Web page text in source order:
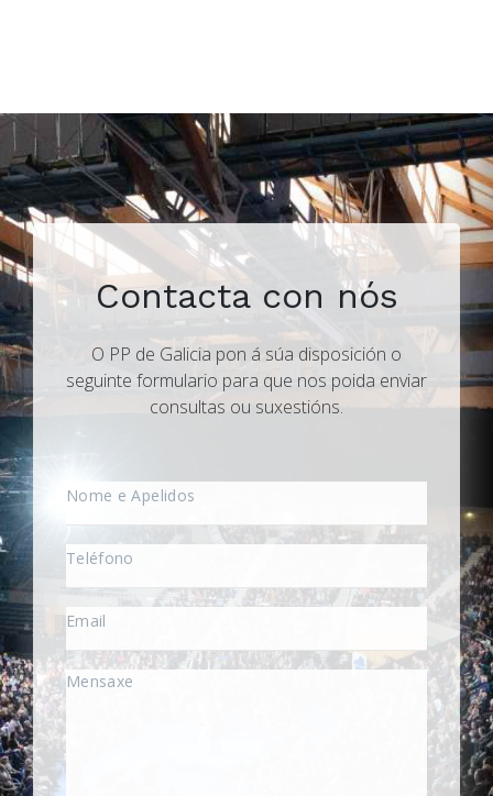
Contacta con nós
O PP de Galicia pon á súa disposición o
seguinte formulario para que nos poida enviar
consultas ou suxestións.